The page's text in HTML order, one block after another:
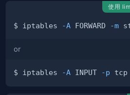
使用
$ iptables -A FORWARD -m
or
$ iptables -A INPUT -p tcp